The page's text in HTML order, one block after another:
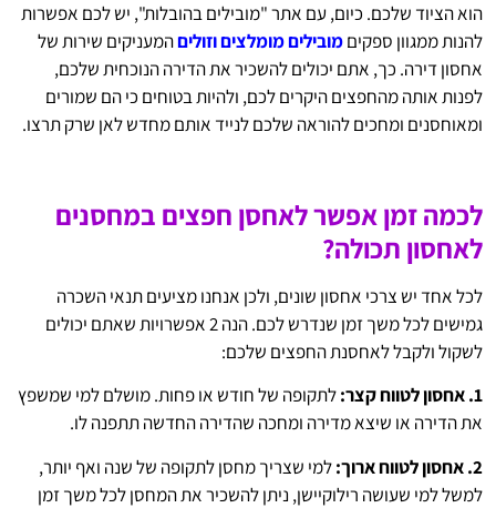
הוא הציוד שלכם. כיום, עם אתר "מובילים בהובלות", יש לכם אפשרות
להנות ממגוון ספקיםמובילים מומלצים וזוליםהמעניקים שירות של
אחסון דירה. כך, אתם יכולים להשכיר את הדירה הנוכחית שלכם,
לפנות אותה מהחפצים היקרים לכם, ולהיות בטוחים כי הם שמורים
ומאוחסנים ומחכים להוראה שלכם לנייד אותם מחדש לאן שרק תרצו.
לכמה זמן אפשר לאחסן חפצים במחסנים
לאחסון תכולה?
לכל אחד יש צרכי אחסון שונים, ולכן אנחנו מציעים תנאי השכרה
גמישים לכל משך זמן שנדרש לכם. הנה 2 אפשרויות שאתם יכולים
לשקול ולקבל לאחסנת החפצים שלכם:
1. אחסון לטווח קצר:
לתקופה של חודש או פחות. מושלם למי שמשפץ
את הדירה או שיצא מדירה ומחכה שהדירה החדשה תתפנה לו.
2. אחסון לטווח ארוך:
למי שצריך מחסן לתקופה של שנה ואף יותר,
למשל למי שעושה רילוקיישן, ניתן להשכיר את המחסן לכל משך זמן